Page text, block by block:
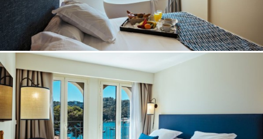
MI RESERVA
ES CA EN FR DE NE